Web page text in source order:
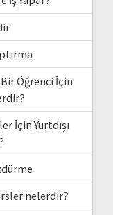
Öğrenci İçin
İçin Yurtdışı
nelerdir?